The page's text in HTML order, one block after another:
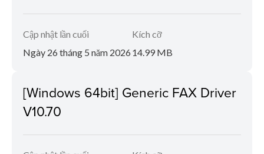
Cập nhật lần cuối
Ngày 26 tháng 5 năm 2026
Kích cỡ
14.99 MB
[Windows 64bit] Generic FAX Driver
V10.70